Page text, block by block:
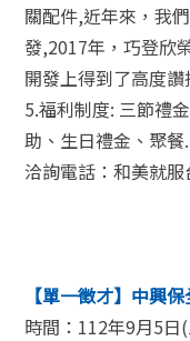
關配件,近年來，我
發,2017年，巧登欣
開發上得到了高度讚
5.福利制度: 三節禮
助、生日禮金、聚餐
洽詢電話：和美就
【單一徵才】中興
時間：112年9月5日